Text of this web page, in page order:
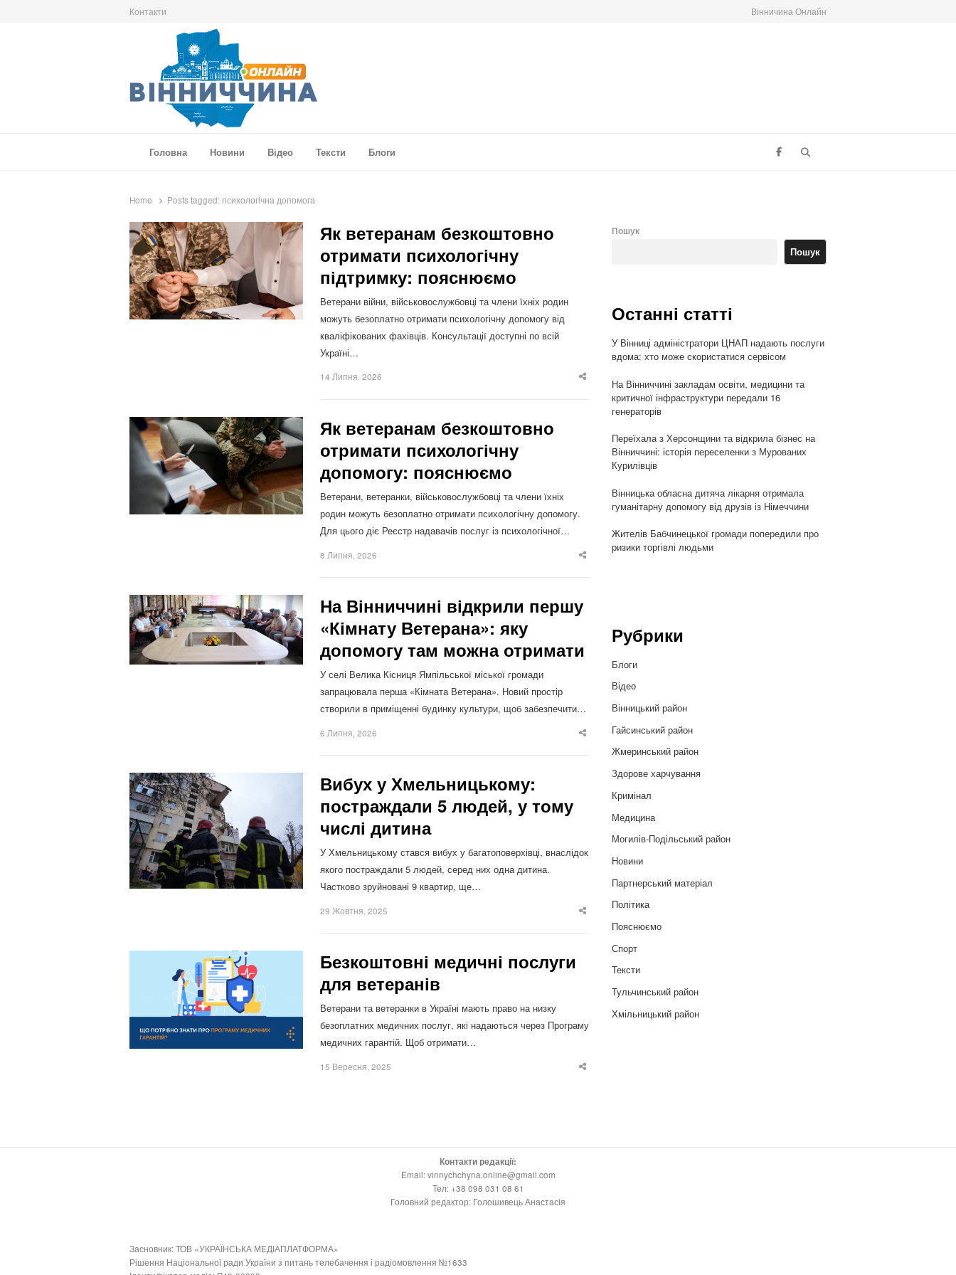
Контакти Вінничина Онлайн
Головна
Новини Відео Тексти Блоги
Home Posts tagged: психологічна допомога
Як ветеранам безкоштовно
отримати психологічну
підтримку: пояснюємо
Ветерани війни, військовослужбовці та члени їхніх родин
можуть безоплатно отримати психологічну допомогу від
кваліфікованих фахівців. Консультації доступні по всій
Україні…
14 Липня, 2026
Share
Як ветеранам безкоштовно
отримати психологічну
допомогу: пояснюємо
Ветерани, ветеранки, військовослужбовці та члени їхніх
родин можуть безоплатно отримати психологічну допомогу.
Для цього діє Реєстр надавачів послуг із психологічної…
8 Липня, 2026
Share
На Вінниччині відкрили першу
«Кімнату Ветерана»: яку
допомогу там можна отримати
У селі Велика Кісниця Ямпільської міської громади
запрацювала перша «Кімната Ветерана». Новий простір
створили в приміщенні будинку культури, щоб забезпечити…
6 Липня, 2026
Share
Вибух у Хмельницькому:
постраждали 5 людей, у тому
числі дитина
У Хмельницькому стався вибух у багатоповерхівці, внаслідок
якого постраждали 5 людей, серед них одна дитина.
Частково зруйновані 9 квартир, ще…
29 Жовтня, 2025
Share
Безкоштовні медичні послуги
для ветеранів
Ветерани та ветеранки в Україні мають право на низку
безоплатних медичних послуг, які надаються через Програму
медичних гарантій. Щоб отримати…
15 Вересня, 2025
Share
Пошук
Пошук
Останні статті
У Вінниці адміністратори ЦНАП надають послуги
вдома: хто може скористатися сервісом
На Вінниччині закладам освіти, медицини та
критичної інфраструктури передали 16
генераторів
Переїхала з Херсонщини та відкрила бізнес на
Вінниччині: історія переселенки з Мурованих
Курилівців
Вінницька обласна дитяча лікарня отримала
гуманітарну допомогу від друзів із Німеччини
Жителів Бабчинецької громади попередили про
ризики торгівлі людьми
Рубрики
Блоги
Відео
Вінницький район
Гайсинський район
Жмеринський район
Здорове харчування
Кримінал
Медицина
Могилів-Подільський район
Новини
Партнерський матеріал
Політика
Пояснюємо
Спорт
Тексти
Тульчинський район
Хмільницький район
Контакти редакції:
Email: vinnychchyna.online@gmail.com
Тел: +38 098 031 08 61
Головний редактор: Голошивець Анастасія
Засновник: ТОВ «УКРАЇНСЬКА МЕДІАПЛАТФОРМА»
Рішення Національної ради України з питань телебачення і радіомовлення №1633